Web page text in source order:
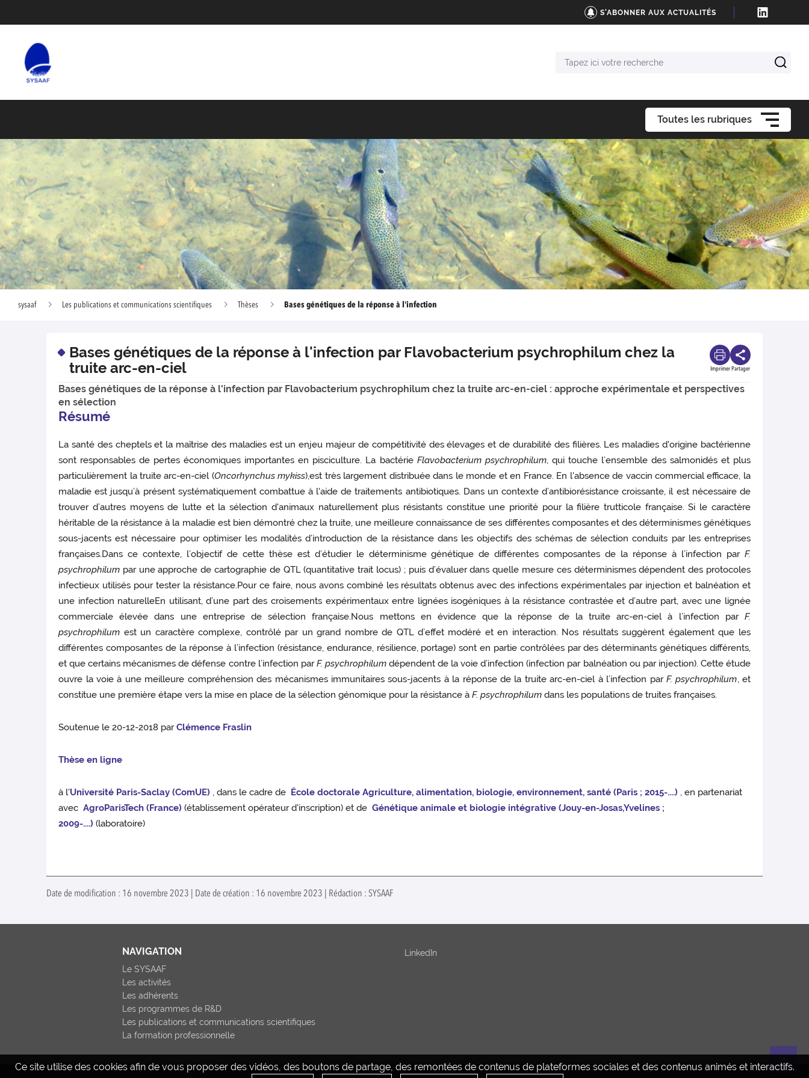
S'ABONNER AUX ACTUALITÉS
Toutes les rubriques
sysaaf Les publications et communications scientifiques Thèses Bases génétiques de la réponse à l'infection
Bases génétiques de la réponse à l'infection par Flavobacterium psychrophilum chez la
truite arc-en-ciel
Imprimer Partager
Bases génétiques de la réponse à l'infection par Flavobacterium psychrophilum chez la truite arc-en-ciel : approche expérimentale et perspectives
en sélection
Résumé
La santé des cheptels et la maîtrise des maladies est un enjeu majeur de compétitivité des élevages et de durabilité des filières. Les maladies d'origine bactérienne
sont responsables de pertes économiques importantes en pisciculture. La bactérie Flavobacterium psychrophilum, qui touche l’ensemble des salmonidés et plus
particulièrement la truite arc-en-ciel (Oncorhynchus mykiss),est très largement distribuée dans le monde et en France. En l'absence de vaccin commercial efficace, la
maladie est jusqu’à présent systématiquement combattue à l'aide de traitements antibiotiques. Dans un contexte d’antibiorésistance croissante, il est nécessaire de
trouver d’autres moyens de lutte et la sélection d'animaux naturellement plus résistants constitue une priorité pour la filière trutticole française. Si le caractère
héritable de la résistance à la maladie est bien démontré chez la truite, une meilleure connaissance de ses différentes composantes et des déterminismes génétiques
sous-jacents est nécessaire pour optimiser les modalités d’introduction de la résistance dans les objectifs des schémas de sélection conduits par les entreprises
françaises.Dans ce contexte, l’objectif de cette thèse est d’étudier le déterminisme génétique de différentes composantes de la réponse à l’infection par F.
psychrophilum par une approche de cartographie de QTL (quantitative trait locus) ; puis d’évaluer dans quelle mesure ces déterminismes dépendent des protocoles
infectieux utilisés pour tester la résistance.Pour ce faire, nous avons combiné les résultats obtenus avec des infections expérimentales par injection et balnéation et
une infection naturelleEn utilisant, d’une part des croisements expérimentaux entre lignées isogéniques à la résistance contrastée et d’autre part, avec une lignée
commerciale élevée dans une entreprise de sélection française.Nous mettons en évidence que la réponse de la truite arc-en-ciel à l’infection par F.
psychrophilum est un caractère complexe, contrôlé par un grand nombre de QTL d’effet modéré et en interaction. Nos résultats suggèrent également que les
différentes composantes de la réponse à l’infection (résistance, endurance, résilience, portage) sont en partie contrôlées par des déterminants génétiques différents,
et que certains mécanismes de défense contre l’infection parF. psychrophilumdépendent de la voie d’infection (infection par balnéation ou par injection). Cette étude
ouvre la voie à une meilleure compréhension des mécanismes immunitaires sous-jacents à la réponse de la truite arc-en-ciel à l’infection parF. psychrophilum, et
constitue une première étape vers la mise en place de la sélection génomique pour la résistance àF. psychrophilum dans les populations de truites françaises.
Soutenue le 20-12-2018 parClémence Fraslin
Thèse en ligne
à l'Université Paris-Saclay (ComUE) , dans le cadre de École doctorale Agriculture, alimentation, biologie, environnement, santé (Paris ; 2015-....) , en partenariat
avec AgroParisTech (France) (établissement opérateur d'inscription) et de Génétique animale et biologie intégrative (Jouy-en-Josas,Yvelines ;
2009-....) (laboratoire)
Date de modification : 16 novembre 2023 | Date de création : 16 novembre 2023 | Rédaction : SYSAAF
Ce site utilise des cookies afin de vous proposer des vidéos, des boutons de partage, des remontées de contenus de plateformes sociales et des contenus animés et interactifs.
NAVIGATION
Le SYSAAF
Les activités
Les adhérents
Les programmes de R&D
Les publications et communications scientifiques
La formation professionnelle
LinkedIn